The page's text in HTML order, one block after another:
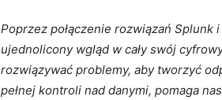
Poprzez połączenie rozwiązań
ujednolicony wgląd w cały swój
rozwiązywać problemy, aby tworzyć
pełnej kontroli nad danymi, pomaga